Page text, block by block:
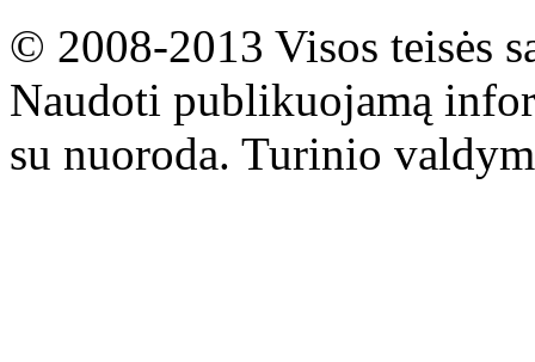
© 2008-2013 Visos teisės
Naudoti publikuojamą
su nuoroda. Turinio